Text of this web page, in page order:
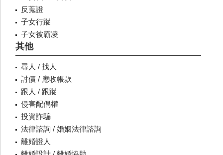
反蒐證
子女行蹤
子女被霸凌
其他
尋人 / 找人
討債 / 應收帳款
跟人 / 跟蹤
侵害配偶權
投資詐騙
法律諮詢 / 婚姻法律諮詢
離婚證人